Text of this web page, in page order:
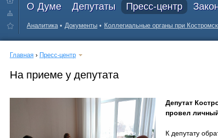
О Думе Депутаты Пресс-центр
Аналитика Документы Коллегиальные органы при
Главная › Пресс-центр
На приеме у депутата
Депутат
провел
К депутату